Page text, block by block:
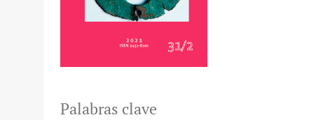
Palabras clave